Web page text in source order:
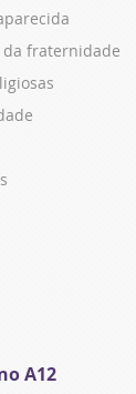
da fraternidade
A12